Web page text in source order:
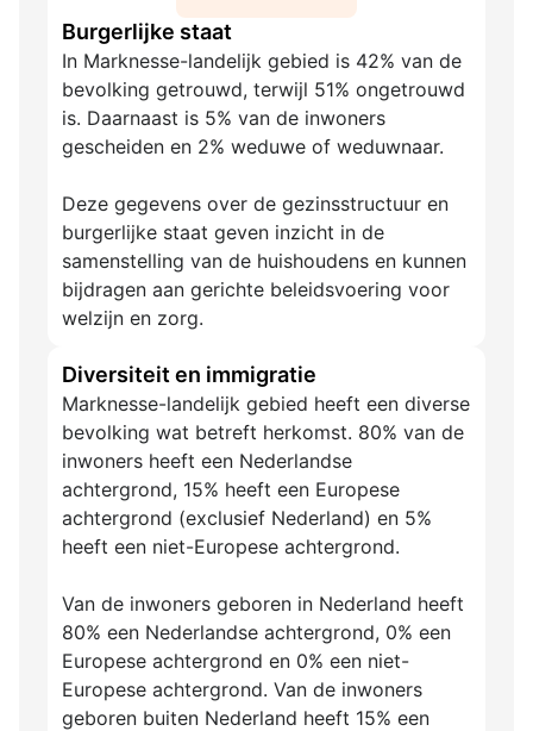
Burgerlijke staat
In Marknesse-landelijk gebied is 42% van de
bevolking getrouwd, terwijl 51% ongetrouwd
is. Daarnaast is 5% van de inwoners
gescheiden en 2% weduwe of weduwnaar.
Deze gegevens over de gezinsstructuur en
burgerlijke staat geven inzicht in de
samenstelling van de huishoudens en kunnen
bijdragen aan gerichte beleidsvoering voor
welzijn en zorg.
Diversiteit en immigratie
Marknesse-landelijk gebied heeft een diverse
bevolking wat betreft herkomst. 80% van de
inwoners heeft een Nederlandse
achtergrond, 15% heeft een Europese
achtergrond (exclusief Nederland) en 5%
heeft een niet-Europese achtergrond.
Van de inwoners geboren in Nederland heeft
80% een Nederlandse achtergrond, 0% een
Europese achtergrond en 0% een niet-
Europese achtergrond. Van de inwoners
geboren buiten Nederland heeft 15% een